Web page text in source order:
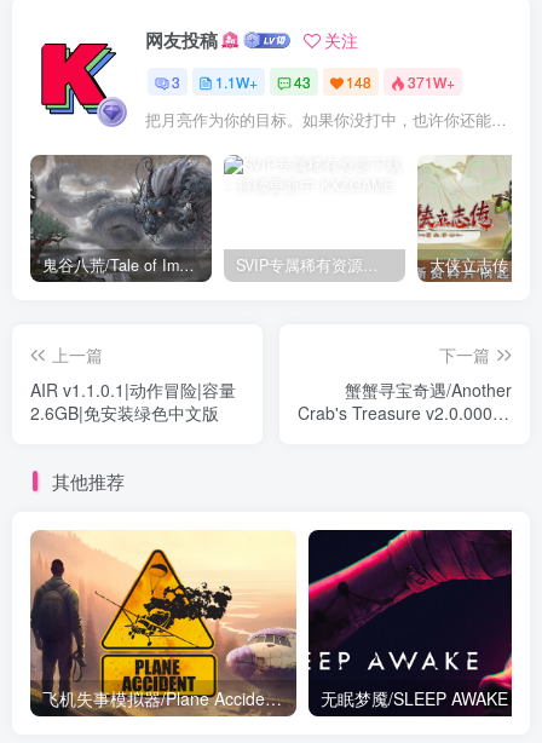
网友投稿 关注
3 1.1W+ 43 148 371W+
把月亮作为你的目标。如果你没打中，也许你还能打中星星
鬼谷八荒/Tale of Immortal v1.2.105.259|角色扮演|容量27.4GB|免安装绿色中文版 SVIP专属稀有资源下载 – 持续更新中
上一篇
AIR v1.1.0.1|动作冒险|容量
2.6GB|免安装绿色中文版
下一篇
蟹蟹寻宝奇遇/Another
Crab's Treasure v2.0.000.5|
其他推荐
飞机失事模拟器/Plane Accident Build.17655277|模拟经营|容量10.8GB|免安装绿色中文版